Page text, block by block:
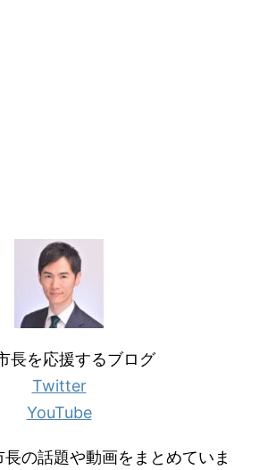
長を応援するブログ
Twitter
YouTube
の話題や動画をまとめていま